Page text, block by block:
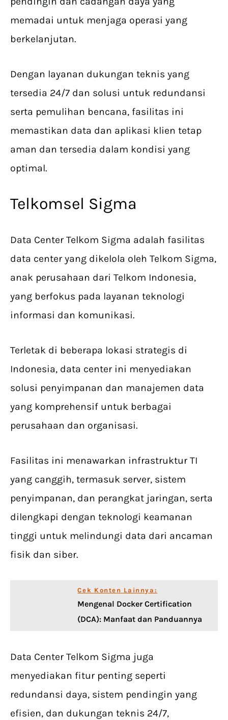
memadai untuk menjaga operasi yang
berkelanjutan.
Dengan layanan dukungan teknis yang
tersedia 24/7 dan solusi untuk redundansi
serta pemulihan bencana, fasilitas ini
memastikan data dan aplikasi klien tetap
aman dan tersedia dalam kondisi yang
optimal.
Telkomsel Sigma
Data Center Telkom Sigma adalah fasilitas
data center yang dikelola oleh Telkom Sigma,
anak perusahaan dari Telkom Indonesia,
yang berfokus pada layanan teknologi
informasi dan komunikasi.
Terletak di beberapa lokasi strategis di
Indonesia, data center ini menyediakan
solusi penyimpanan dan manajemen data
yang komprehensif untuk berbagai
perusahaan dan organisasi.
Fasilitas ini menawarkan infrastruktur TI
yang canggih, termasuk server, sistem
penyimpanan, dan perangkat jaringan, serta
dilengkapi dengan teknologi keamanan
tinggi untuk melindungi data dari ancaman
fisik dan siber.
Cek Konten Lainnya:
Mengenal Docker Certification
(DCA): Manfaat dan Panduannya
Data Center Telkom Sigma juga
menyediakan fitur penting seperti
redundansi daya, sistem pendingin yang
efisien, dan dukungan teknis 24/7,